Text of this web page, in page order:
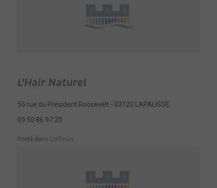
L'Hair Naturel
55 rue du Président Roosevelt - 03120 LAPALISSE
09 50 86 97 20
Posté dans Coiffeurs